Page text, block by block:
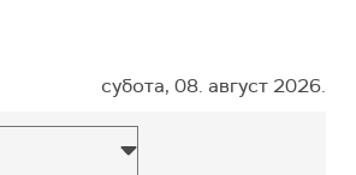
субота, 08. август 2026.